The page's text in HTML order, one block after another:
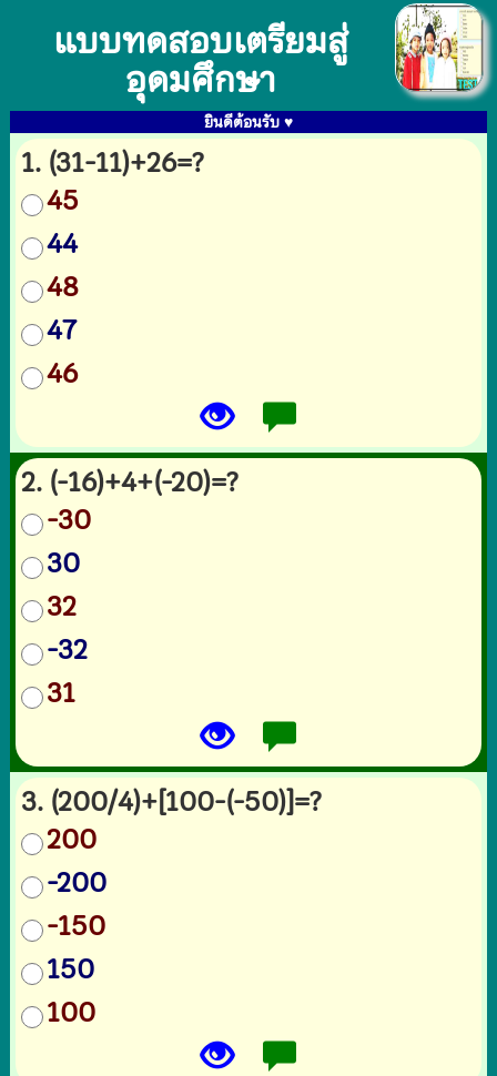
แบบทดสอบเตรียมสู่
อุดมศึกษา
ยินดีต้อนรับ ♥
1. (31-11)+26=?
45
44
48
47
46
2. (-16)+4+(-20)=?
-30
30
32
-32
31
3. (200/4)+[100-(-50)]=?
200
-200
-150
150
100